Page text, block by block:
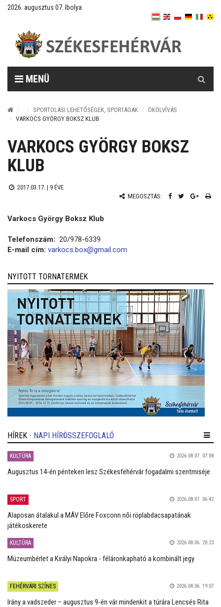
2026. augusztus 07. Ibolya
MENÜ
SPORTOLÁSI LEHETŐSÉGEK, SPORTÁGAK
ÖKÖLVÍVÁS
VARKOCS GYÖRGY BOKSZ KLUB
VARKOCS GYÖRGY BOKSZ
KLUB
2017.03.17. | 9 ÉVE
MEGOSZTÁS:
Varkocs György Boksz Klub
Telefonszám: 20/978-6339
E-mail cím: varkocs.box@gmail.com
NYITOTT TORNATERMEK
HÍREK - NAPI HÍRÖSSZEFOGLALÓ
KULTÚRA 2026.08.07. 07:08
Augusztus 14-én pénteken lesz Székesfehérvár fogadalmi szentmiséje
SPORT 2026.08.07. 06:42
Alaposan átalakul a MÁV Előre Foxconn női röplabdacsapatának
játékoskerete
KULTÚRA 2026.08.06. 20:23
Múzeumbérlet a Királyi Napokra - féláronkapható a kombinált jegy
FEHÉRVÁRI SZÍNES 2026.08.06. 19:07
Irány a vadszeder – augusztus 9-én vár mindenkit a túrára Lencsés Rita